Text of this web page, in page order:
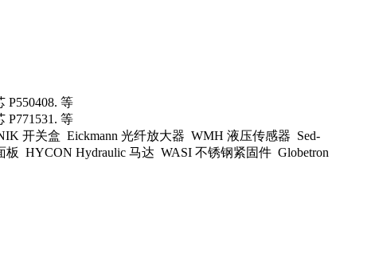
P550408. 等
P771531. 等
开关盒 Eickmann 光纤放大器 WMH 液压传感器 Sed-
HYCON Hydraulic 马达 WASI 不锈钢紧固件 Globetron